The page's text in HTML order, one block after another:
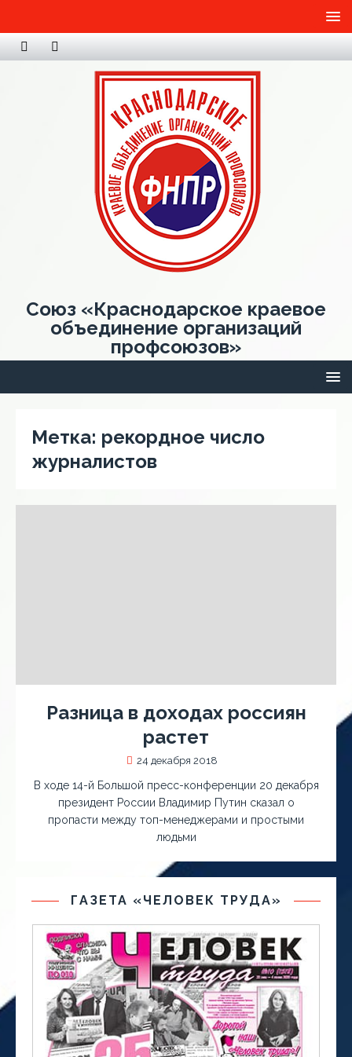
Союз «Краснодарское краевое
объединение организаций
профсоюзов»
Метка: рекордное число
журналистов
Разница в доходах россиян
растет
24 декабря 2018
В ходе 14-й Большой пресс-конференции 20 декабря
президент России Владимир Путин сказал о
пропасти между топ-менеджерами и простыми
людьми
ГАЗЕТА «ЧЕЛОВЕК ТРУДА»